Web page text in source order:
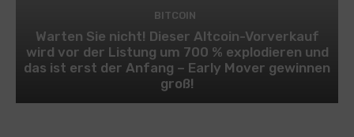
BITCOIN
Warten Sie nicht! Dieser Altcoin-Vorverkauf
wird vor der Listung um 700 % explodieren und
das ist erst der Anfang – Early Mover gewinnen
groß!